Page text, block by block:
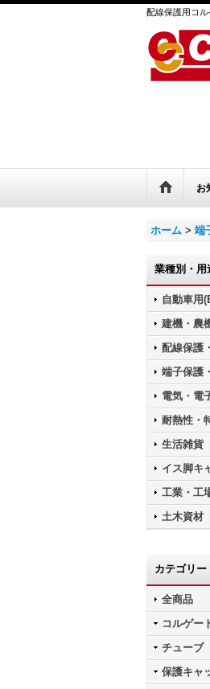
配線保護用コ
お
ホーム > 端
業種別・用
自動車用
建機・農
配線保護
端子保護
電気・電
耐熱性・
生活雑貨
イス脚キ
工業・工
土木資材
カテゴリー
全商品
コルゲー
チューブ
保護キャ